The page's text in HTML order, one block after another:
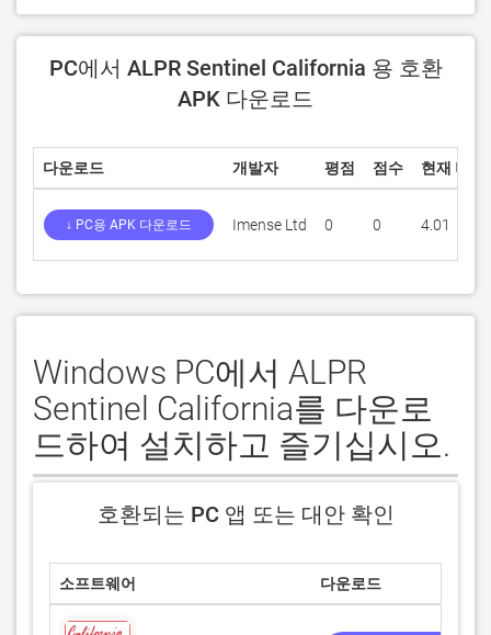
PC에서 ALPR Sentinel California 용 호환
APK 다운로드
다운로드 개발자 평점 점수 현재 버전
↓ PC용 APK 다운로드 Imense Ltd 0 0 4.01
Windows PC에서 ALPR
Sentinel California를 다운로
드하여 설치하고 즐기십시오.
호환되는 PC 앱 또는 대안 확인
소프트웨어 다운로드